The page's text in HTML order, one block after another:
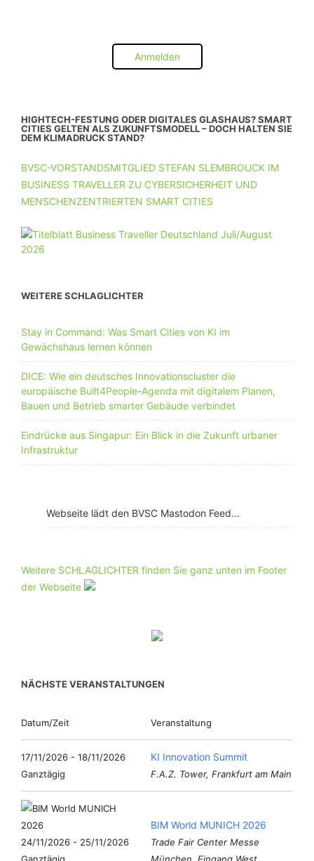
Anmelden
HIGHTECH-FESTUNG ODER DIGITALES GLASHAUS? SMART
CITIES GELTEN ALS ZUKUNFTSMODELL – DOCH HALTEN SIE
DEM KLIMADRUCK STAND?
BVSC-VORSTANDSMITGLIED STEFAN SLEMBROUCK IM
BUSINESS TRAVELLER ZU CYBERSICHERHEIT UND
MENSCHENZENTRIERTEN SMART CITIES
WEITERE SCHLAGLICHTER
Stay in Command: Was Smart Cities von KI im
Gewächshaus lernen können
DICE: Wie ein deutsches Innovationscluster die
europäische Built4People-Agenda mit digitalem Planen,
Bauen und Betrieb smarter Gebäude verbindet
Eindrücke aus Singapur: Ein Blick in die Zukunft urbaner
Infrastruktur
Webseite lädt den BVSC Mastodon Feed...
Weitere SCHLAGLICHTER finden Sie ganz unten im Footer
der Webseite
NÄCHSTE VERANSTALTUNGEN
Datum/Zeit Veranstaltung
17/11/2026 - 18/11/2026
Ganztägig
KI Innovation Summit
F.A.Z. Tower, Frankfurt am Main
24/11/2026 - 25/11/2026
BIM World MUNICH 2026
Trade Fair Center Messe